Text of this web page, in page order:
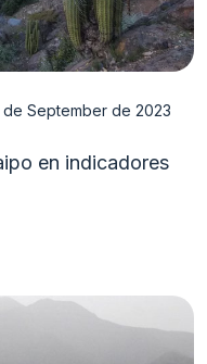
de September de 2023
en indicadores